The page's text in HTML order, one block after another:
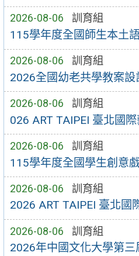
2026-08-06 訓育組
115學年度全國師生本土
2026-08-06 訓育組
2026全國幼老共學教案
2026-08-06 訓育組
026 ART TAIPEI 臺北國
2026-08-06 訓育組
115學年度全國學生創意
2026-08-06 訓育組
2026 ART TAIPEI 臺北國
2026-08-06 訓育組
2026年中國文化大學第三